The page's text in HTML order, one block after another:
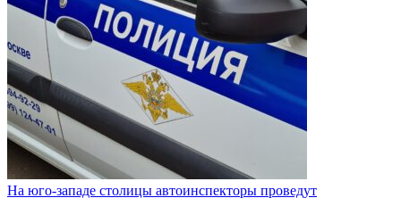
На юго-западе столицы автоинспекторы проведут